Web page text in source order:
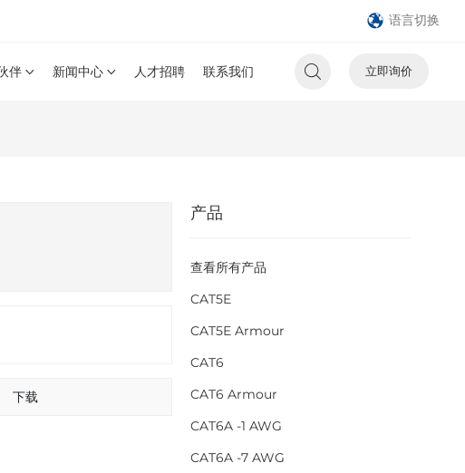
语言切换
伴 新闻中心 人才招聘 联系我们 立即询价
下载
产品
查看所有产品
CAT5E
CAT5E Armour
CAT6
CAT6 Armour
CAT6A -1 AWG
CAT6A -7 AWG